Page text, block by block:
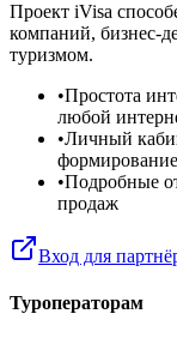
Проект iVisa
компаний, бизнес-
туризмом.
•Простота
любой
•Личный
•Подробные
продаж
Вход для
Туроператорам